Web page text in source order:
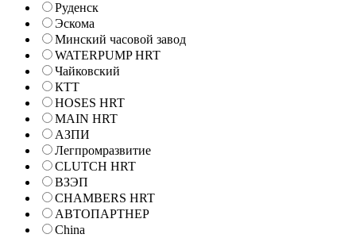
Руденск
Эскома
Минский часовой завод
WATERPUMP HRT
Чайковский
КТТ
HOSES HRT
MAIN HRT
АЗПИ
Легпромразвитие
CLUTCH HRT
ВЗЭП
CHAMBERS HRT
АВТОПАРТНЕР
China